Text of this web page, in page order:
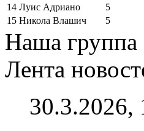
14 Луис Адриано
5
15 Никола Влашич 5
Наша группа
Лента
30.3.2026,